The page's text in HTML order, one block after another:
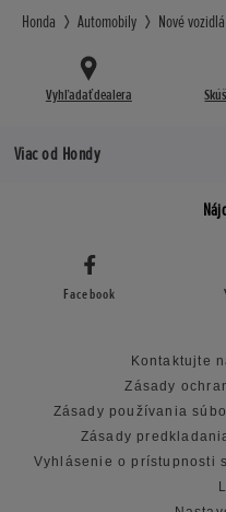
Honda Automobily Nové vozidlá
Vyhľadať dealera
Viac od Hondy
Facebook
Kontaktujte
Zásady
Zásady používania
Zásady
Vyhlásenie o prístupnosti